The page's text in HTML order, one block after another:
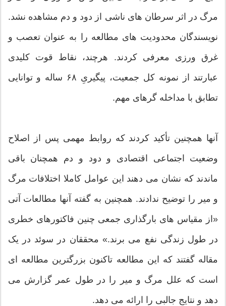
مرگ در اثر سرطان های ناشی از دود و دم مشاهده نشد.
نویسندگان محدودیت های مطالعه را به عنوان تعصب و
غرق ورزی معرفی کردند. هرچند، نقاط قوت کلیدی
عبارتند از نمونه کل جمعیت، پیگیریِ ۶۸ ساله و توانایی
تطابق با مداخله گرهای مهم.
آنها همچنین تأکید کردند که روابط مهمی پس از اصلاح
وضعیت اجتماعی اقتصادی و دود و دم همچنان باقی
ماندند که نشان می دهند این عوامل کاملا اختلافات مرگ
و میر را توضیح ندادند. همچنین به گفته آنها مطالعات آتی
«از مقیاس های بارگذاری جمعی چنین فاکتورهای خطری
در طول زندگی نفع می برند.» محققان در سوئد در یک
مقاله گفتند که این مطالعه تاکنون بزرگترین مطالعه ای
است که علل مرگ و میر را در طول عمر گزارش می
دهد و نتایج جالبی را ارائه می دهد.